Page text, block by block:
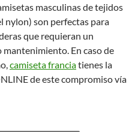
masculinas de tejidos
nylon) son perfectas para
que requieran un
mantenimiento. En caso de
camiseta franciatienes la
de este compromiso vía